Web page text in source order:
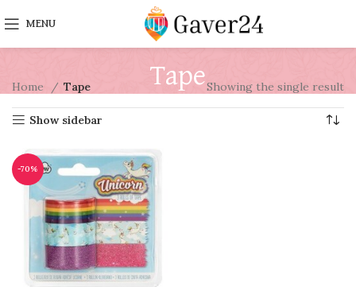
MENU
Tape
Home Tape Showing the single result
Show sidebar
-70%